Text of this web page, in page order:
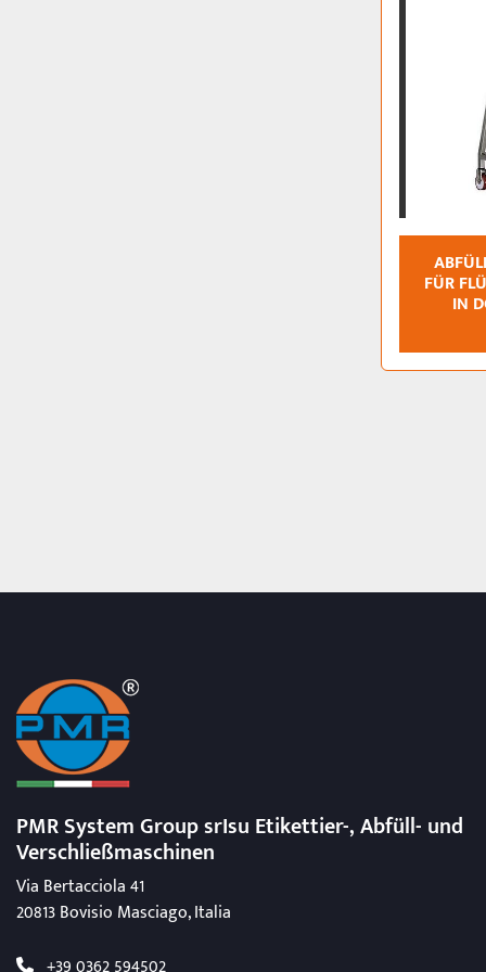
ÜR
N
PMR System Group srIsu Etikettier-, Abfüll- und
Verschließmaschinen
Via Bertacciola 41
20813 Bovisio Masciago, Italia